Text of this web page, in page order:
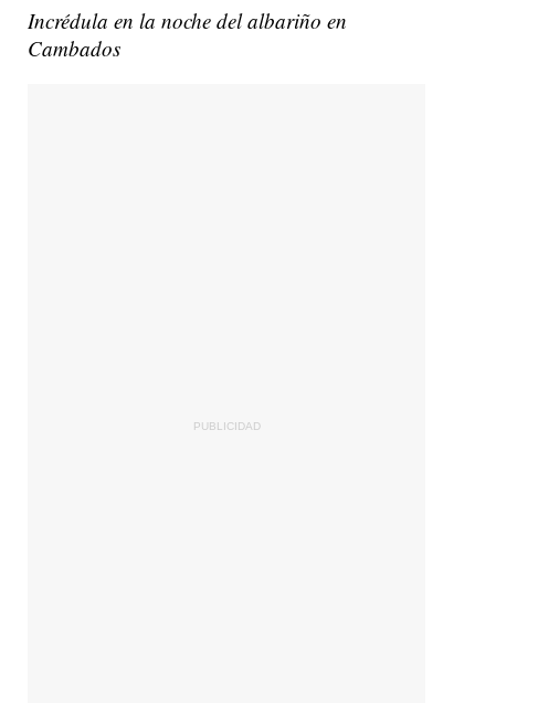
Incrédula en la noche del albariño en
Cambados